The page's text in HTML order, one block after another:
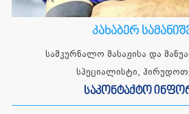
კახაბერ
სამკურნალო მასაჟისა და
სპეციალისტი,
საკონტაქტო